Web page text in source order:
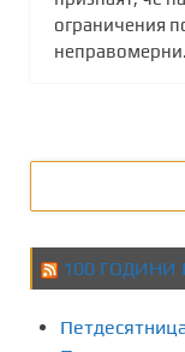
ограничения
100 ГОДИНИ